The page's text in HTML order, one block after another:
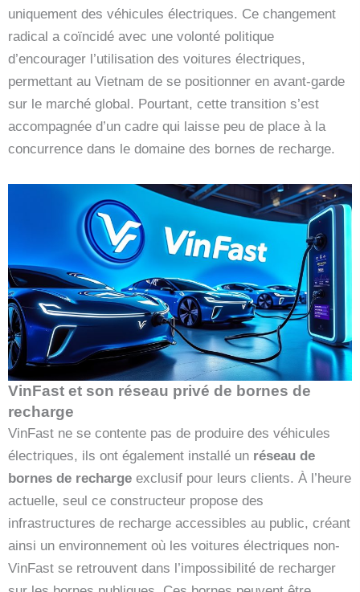
uniquement des véhicules électriques. Ce changement
radical a coïncidé avec une volonté politique
d’encourager l’utilisation des voitures électriques,
permettant au Vietnam de se positionner en avant-garde
sur le marché global. Pourtant, cette transition s’est
accompagnée d’un cadre qui laisse peu de place à la
concurrence dans le domaine des bornes de recharge.
VinFast et son réseau privé de bornes de
recharge
VinFast ne se contente pas de produire des véhicules
électriques, ils ont également installé un réseau de
bornes de recharge exclusif pour leurs clients. À l’heure
actuelle, seul ce constructeur propose des
infrastructures de recharge accessibles au public, créant
ainsi un environnement où les voitures électriques non-
VinFast se retrouvent dans l’impossibilité de recharger